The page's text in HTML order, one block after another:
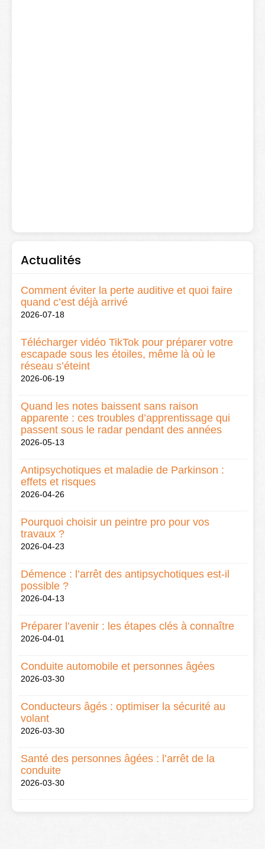
Actualités
Comment éviter la perte auditive et quoi faire
quand c’est déjà arrivé
2026-07-18
Télécharger vidéo TikTok pour préparer votre
escapade sous les étoiles, même là où le
réseau s’éteint
2026-06-19
Quand les notes baissent sans raison
apparente : ces troubles d’apprentissage qui
passent sous le radar pendant des années
2026-05-13
Antipsychotiques et maladie de Parkinson :
effets et risques
2026-04-26
Pourquoi choisir un peintre pro pour vos
travaux ?
2026-04-23
Démence : l’arrêt des antipsychotiques est-il
possible ?
2026-04-13
Préparer l’avenir : les étapes clés à connaître
2026-04-01
Conduite automobile et personnes âgées
2026-03-30
Conducteurs âgés : optimiser la sécurité au
volant
2026-03-30
Santé des personnes âgées : l’arrêt de la
conduite
2026-03-30